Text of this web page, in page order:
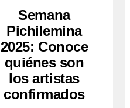
Semana
Pichilemina
2025: Conoce
quiénes son
los artistas
confirmados